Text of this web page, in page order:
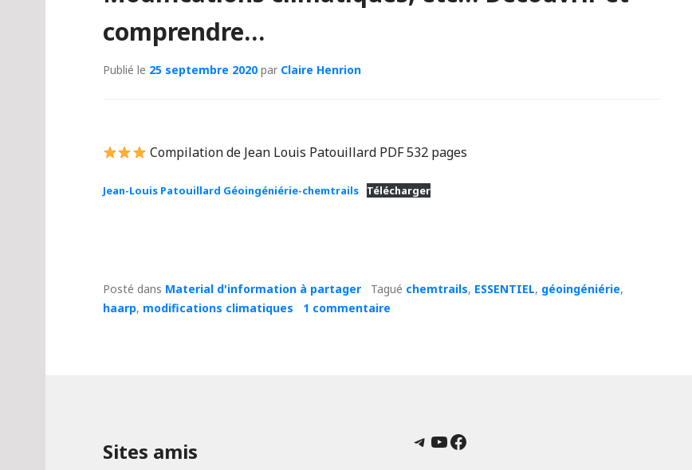
comprendre…
Publié le 25 septembre 2020 par Claire Henrion
Compilation de Jean Louis Patouillard PDF 532 pages
Jean-Louis Patouillard Géoingéniérie-chemtrails Télécharger
Posté dans Material d'information à partager Tagué chemtrails, ESSENTIEL, géoingéniérie,
haarp, modifications climatiques 1 commentaire
Sites amis Telegram
YouTube
Facebook